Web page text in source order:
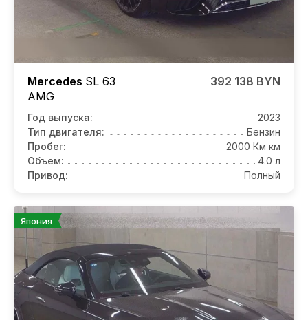
Mercedes SL 63
AMG
392 138 BYN
Год выпуска:
2023
Тип двигателя:
Бензин
Пробег:
2000 Км км
Объем:
4.0 л
Привод:
Полный
Япония